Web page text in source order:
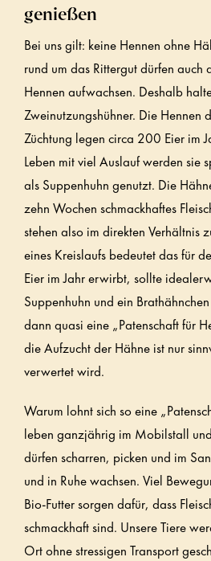
genießen
Bei uns gilt: keine Hennen ohne
rund um das Rittergut dürfen auch
Hennen aufwachsen. Deshalb
Zweinutzungshühner. Die Hennen
Züchtung legen circa 200 Eier im
Leben mit viel Auslauf werden sie
als Suppenhuhn genutzt. Die
zehn Wochen schmackhaftes
stehen also im direkten Verhältnis
eines Kreislaufs bedeutet das für
Eier im Jahr erwirbt, sollte
Suppenhuhn und ein
dann quasi eine „Patenschaft für
die Aufzucht der Hähne ist nur
verwertet wird.
Warum lohnt sich so eine
leben ganzjährig im Mobilstall
dürfen scharren, picken und im
und in Ruhe wachsen. Viel
Bio-Futter sorgen dafür, dass
schmackhaft sind. Unsere Tiere
Ort ohne stressigen Transport